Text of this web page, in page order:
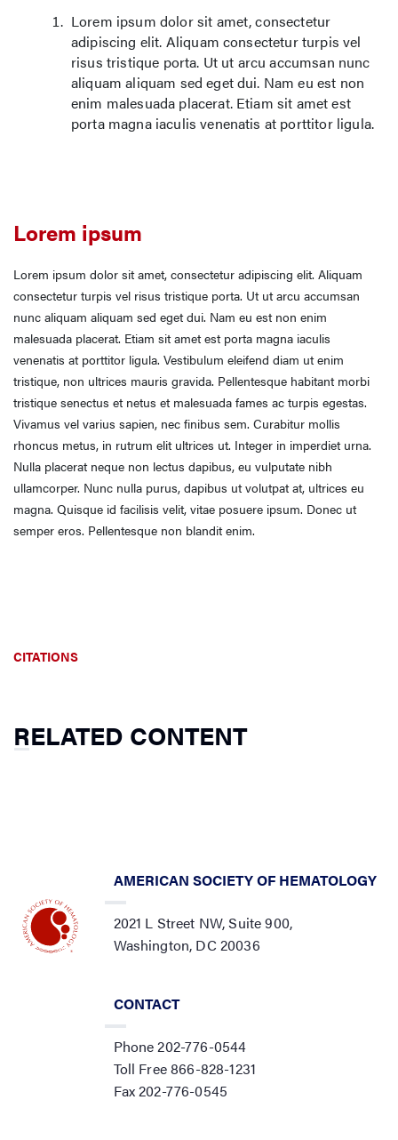
Lorem ipsum dolor sit amet, consectetur
adipiscing elit. Aliquam consectetur turpis vel
risus tristique porta. Ut ut arcu accumsan nunc
aliquam aliquam sed eget dui. Nam eu est non
enim malesuada placerat. Etiam sit amet est
porta magna iaculis venenatis at porttitor ligula.
Lorem ipsum
Lorem ipsum dolor sit amet, consectetur adipiscing elit. Aliquam
consectetur turpis vel risus tristique porta. Ut ut arcu accumsan
nunc aliquam aliquam sed eget dui. Nam eu est non enim
malesuada placerat. Etiam sit amet est porta magna iaculis
venenatis at porttitor ligula. Vestibulum eleifend diam ut enim
tristique, non ultrices mauris gravida. Pellentesque habitant morbi
tristique senectus et netus et malesuada fames ac turpis egestas.
Vivamus vel varius sapien, nec finibus sem. Curabitur mollis
rhoncus metus, in rutrum elit ultrices ut. Integer in imperdiet urna.
Nulla placerat neque non lectus dapibus, eu vulputate nibh
ullamcorper. Nunc nulla purus, dapibus ut volutpat at, ultrices eu
magna. Quisque id facilisis velit, vitae posuere ipsum. Donec ut
semper eros. Pellentesque non blandit enim.
CITATIONS
RELATED CONTENT
AMERICAN SOCIETY OF HEMATOLOGY
2021 L Street NW, Suite 900,
Washington, DC 20036
CONTACT
Phone 202-776-0544
Toll Free 866-828-1231
Fax 202-776-0545